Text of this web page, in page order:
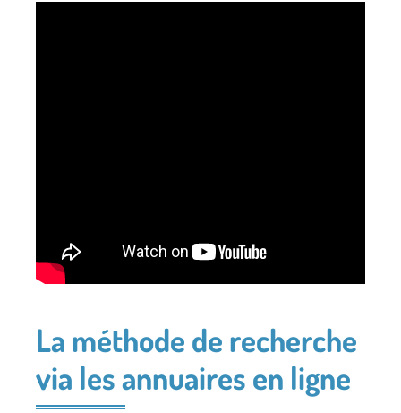
La méthode de recherche
via les annuaires en ligne